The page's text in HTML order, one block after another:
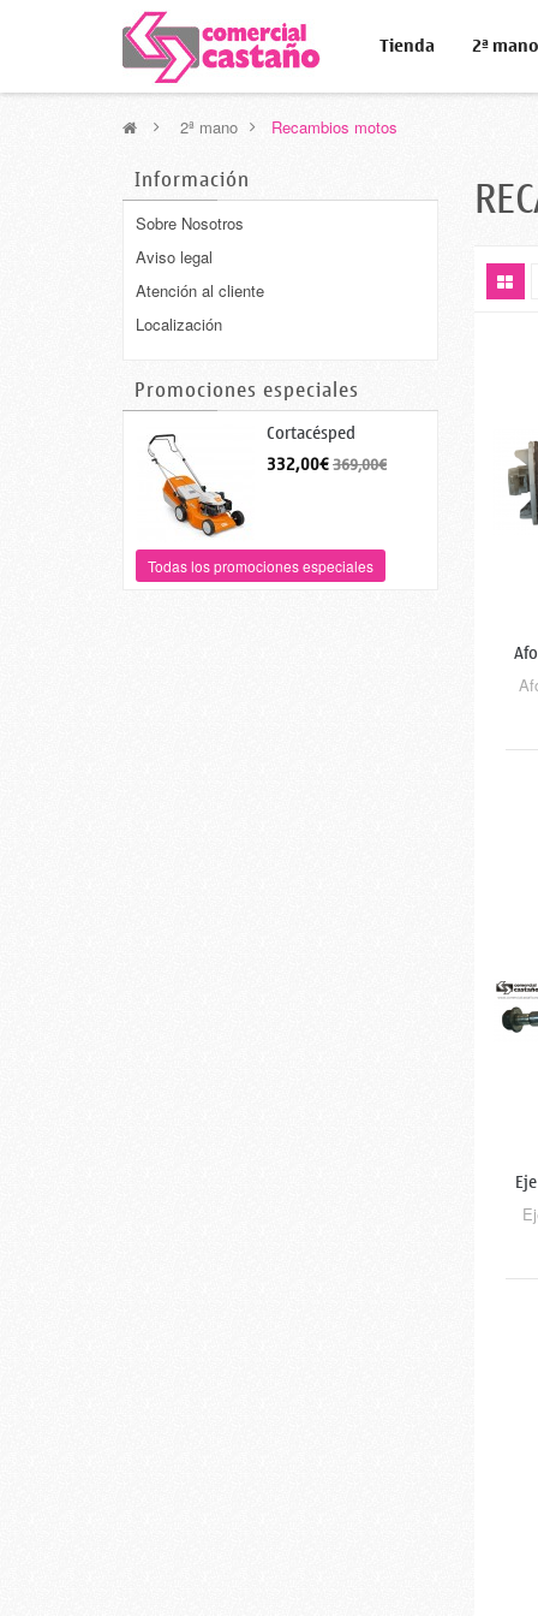
Tienda 2ª mano
> 2ª mano > Recambios motos
Información
Sobre Nosotros
Aviso legal
Atención al cliente
Localización
Promociones especiales
Cortacésped
gasolina...
332,00€369,00€
Todas los promociones especiales